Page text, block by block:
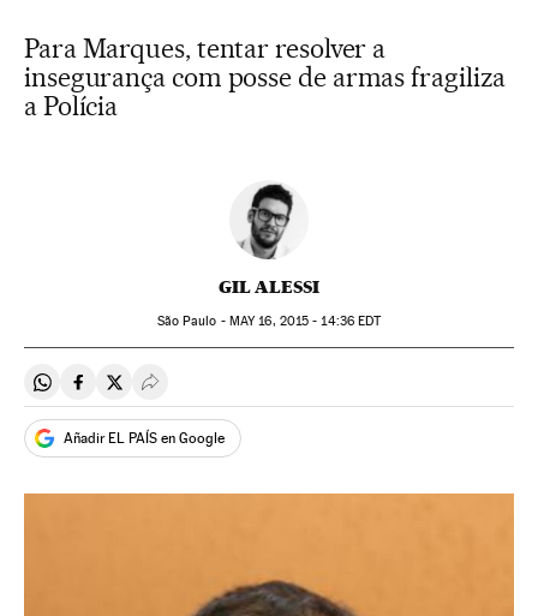
Para Marques, tentar resolver a
insegurança com posse de armas fragiliza
a Polícia
GIL ALESSI
São Paulo - MAY16, 2015 - 14:36EDT
Compartir en Whatsapp
Compartir en Facebook
Compartir en Twitter
Desplegar Redes Sociales
Añadir EL PAÍS en Google